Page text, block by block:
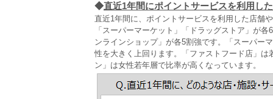
◆直近1年間にポイントサービスを利用し
直近1年間に、ポイントサービスを利用した店舗
「スーパーマーケット」「ドラッグストア」が
ンラインショップ」が各5割強です。「スーパー
性を大きく上回ります。「ファストフード店」
ン」は女性若年層で比率が高くなっています。